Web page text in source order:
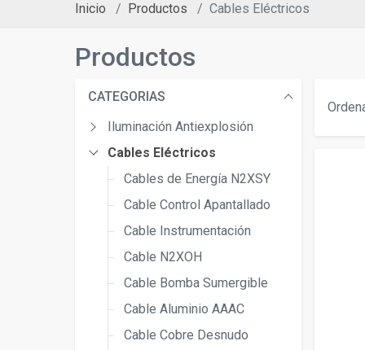
Inicio Productos Cables Eléctricos
Productos
CATEGORIAS
Iluminación Antiexplosión
Cables Eléctricos
Cables de Energía N2XSY
Cable Control Apantallado
Cable Instrumentación
Cable N2XOH
Cable Bomba Sumergible
Cable Aluminio AAAC
Cable Cobre Desnudo